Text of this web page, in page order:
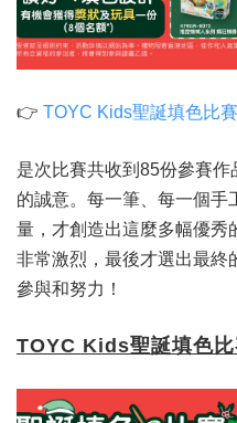
👉 TOYC Kids聖誕填色比
是次比賽共收到85份參賽
的誠意。每一筆、每一個手
量，才創造出這麼多幅優秀
非常激烈，最後才選出最終
參與和努力！
TOYC Kids聖誕填色